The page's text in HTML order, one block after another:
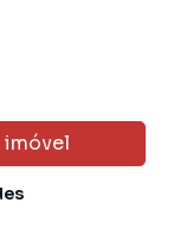
imóvel